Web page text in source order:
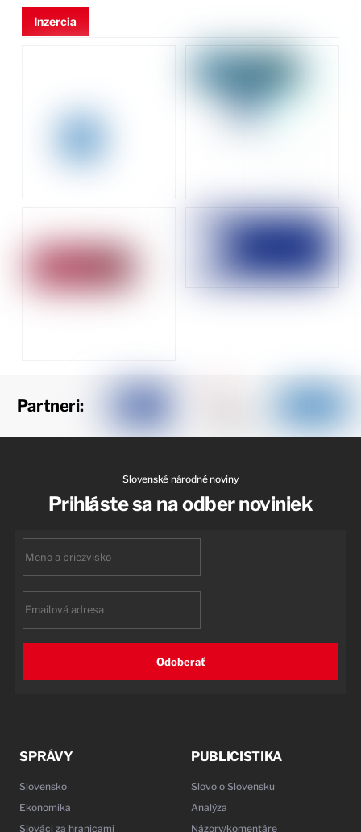
Inzercia
Partneri:
Slovenské národné noviny
Prihláste sa na odber noviniek
Odoberať
SPRÁVY
Slovensko
Ekonomika
Slováci za hranicami
PUBLICISTIKA
Slovo o Slovensku
Analýza
Názory/komentáre